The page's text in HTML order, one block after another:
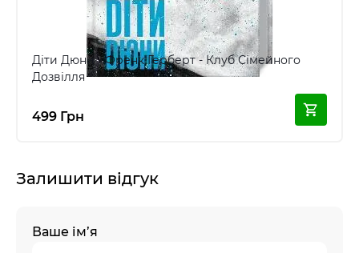
Діти Дюни - Френк Герберт - Клуб Сімейного
Дозвілля
499 Грн
Залишити відгук
Ваше ім’я